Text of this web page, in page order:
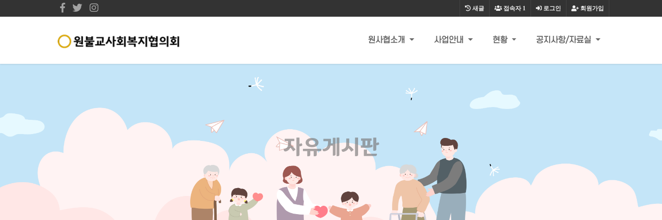
회원가입
로그인
접속자1
새글
원사협소개 사업안내 현황 공지사항/자료실
자유게시판